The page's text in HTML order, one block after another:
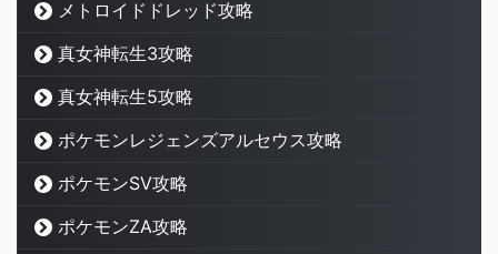
メトロイドドレッド攻略
真女神転生3攻略
真女神転生5攻略
ポケモンレジェンズアルセウス攻略
ポケモンSV攻略
ポケモンZA攻略